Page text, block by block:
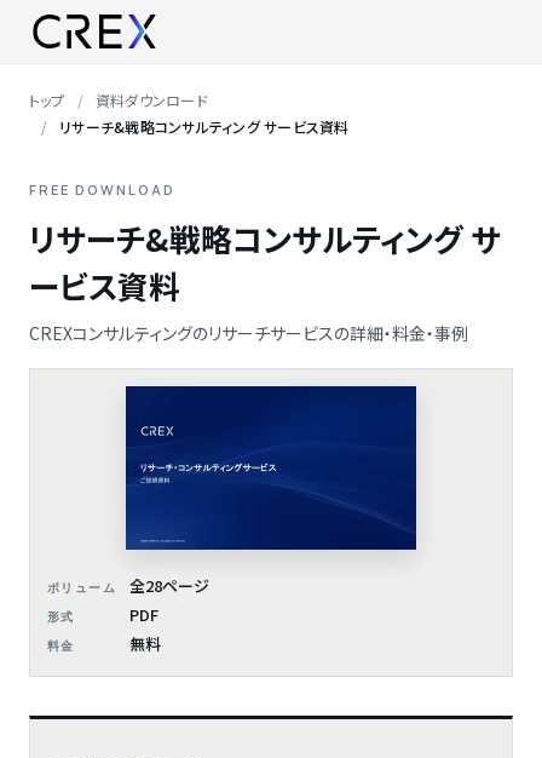
トップ
資料ダウンロード
リサーチ&戦略コンサルティング サービス資料
FREE DOWNLOAD
リサーチ&戦略コンサルティング サ
ービス資料
CREXコンサルティングのリサーチサービスの詳細・料金・事例
ボリューム 全28ページ
形式 PDF
料金 無料